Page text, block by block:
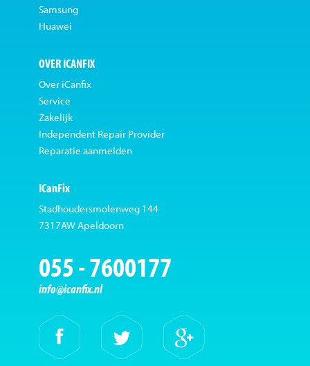
Samsung
Huawei
OVER ICANFIX
Over iCanfix
Service
Zakelijk
Independent Repair Provider
Reparatie aanmelden
ICanFix
Stadhoudersmolenweg 144
7317AW Apeldoorn
055 - 7600177
info@icanfix.nl